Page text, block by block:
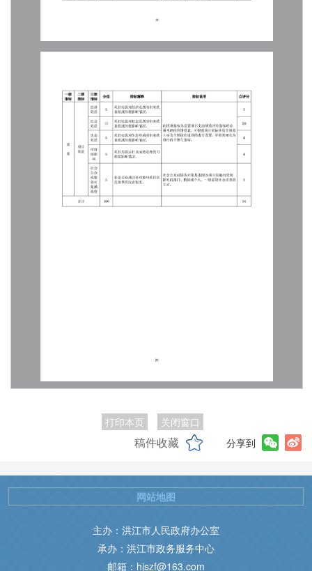
打印本页 关闭窗口
稿件收藏 分享到
主办：洪江市人民政府办公室
承办：洪江市政务服务中心
邮箱：hjszf@163.com
网站地图